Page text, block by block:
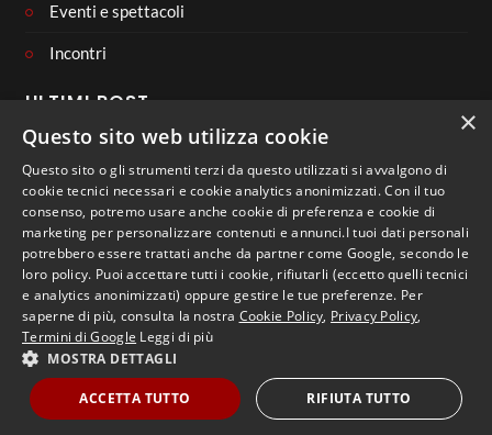
Eventi e spettacoli
Incontri
ULTIMI POST
CONNECT WITH US
Copyright 2023 - Libera Università di Lingue e Comunicazione
IULM
×
Questo sito web utilizza cookie
Questo sito o gli strumenti terzi da questo utilizzati si avvalgono di
cookie tecnici necessari e cookie analytics anonimizzati. Con il tuo
consenso, potremo usare anche cookie di preferenza e cookie di
marketing per personalizzare contenuti e annunci.I tuoi dati personali
potrebbero essere trattati anche da partner come Google, secondo le
loro policy. Puoi accettare tutti i cookie, rifiutarli (eccetto quelli tecnici
e analytics anonimizzati) oppure gestire le tue preferenze. Per
saperne di più, consulta la nostra Cookie Policy, Privacy Policy,
Termini di Google Leggi di più
MOSTRA DETTAGLI
ACCETTA TUTTO RIFIUTA TUTTO